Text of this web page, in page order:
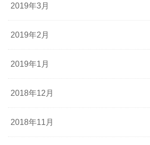
2019年3月
2019年2月
2019年1月
2018年12月
2018年11月